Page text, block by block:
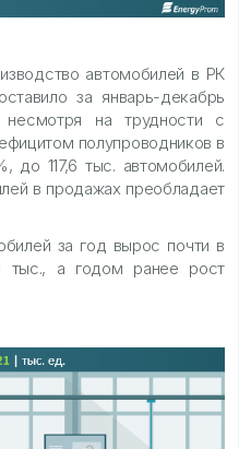
автомобилей в РК
за январь-декабрь
на трудности с
полупроводников в
до 117,6 тыс. автомобилей.
в продажах преобладает
за год вырос почти в
тыс., а годом ранее рост